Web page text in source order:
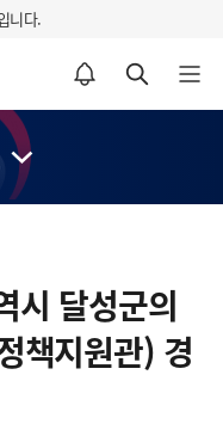
니다.
알림설정 바로가기 검색 바로가기 메뉴 열기
시 달성군의
책지원관) 경